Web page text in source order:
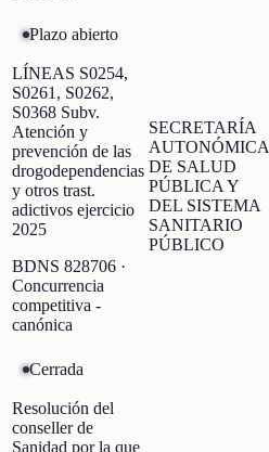
Plazo abierto
LÍNEAS S0254,
S0261, S0262,
S0368 Subv.
Atención y
prevención de las
drogodependencias
y otros trast.
adictivos ejercicio
2025
BDNS 828706 ·
Concurrencia
competitiva -
canónica
SECRETARÍA
AUTONÓMICA
DE SALUD
PÚBLICA Y
DEL SISTEMA
SANITARIO
PÚBLICO
Cerrada
Resolución del
conseller de
Sanidad por la que